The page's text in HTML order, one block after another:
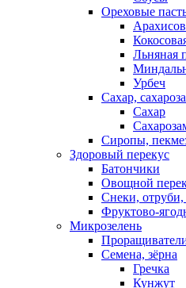
Ореховые
Льняная
Урбеч
Сахар,
Сахар
Сиропы,
Здоровый перекус
Батончики
Овощной
Снеки,
Фруктово-
Микрозелень
Семена, зёрна
Гречка
Кунжут